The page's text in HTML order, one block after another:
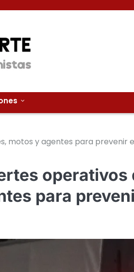
motos y agentes para prevenir
operativos
para